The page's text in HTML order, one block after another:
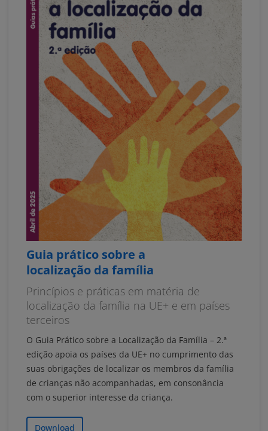
Guia prático sobre a
localização da família
Princípios e práticas em matéria de
localização da família na UE+ e em países
terceiros
O Guia Prático sobre a Localização da Família – 2.ª
edição apoia os países da UE+ no cumprimento das
suas obrigações de localizar os membros da família
de crianças não acompanhadas, em consonância
com o superior interesse da criança.
Download